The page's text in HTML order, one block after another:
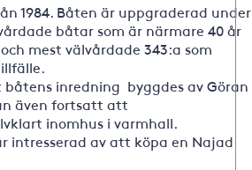
1984. Båten är uppgraderad under
båtar som är närmare 40 år
mest välvårdade 343:a som
inredning byggdes av Göran
även fortsatt att
inomhus i varmhall.
intresserad av att köpa en Najad